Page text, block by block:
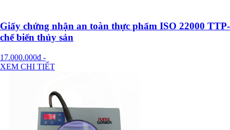
Giấy chứng nhận an toàn thực phẩm ISO 22000 TTP-
chế biến thủy sản
17.000.000đ -
XEM CHI TIẾT